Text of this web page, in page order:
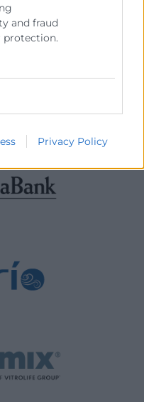
and fraud
protection.
Privacy Policy